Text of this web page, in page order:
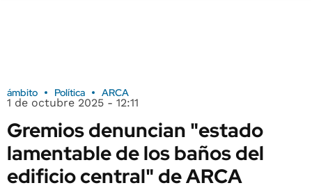
ámbito Política ARCA
1 de octubre 2025 - 12:11
Gremios denuncian "estado
lamentable de los baños del
edificio central" de ARCA